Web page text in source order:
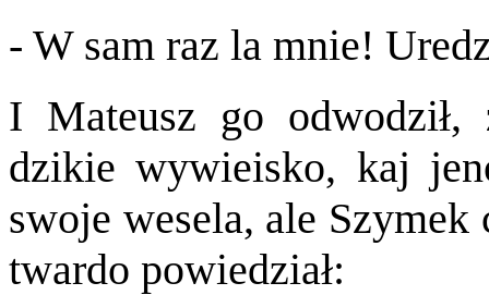
- W sam raz la mnie!
I Mateusz go odwodził,
dzikie wywieisko, kaj
swoje wesela, ale
twardo powiedział: